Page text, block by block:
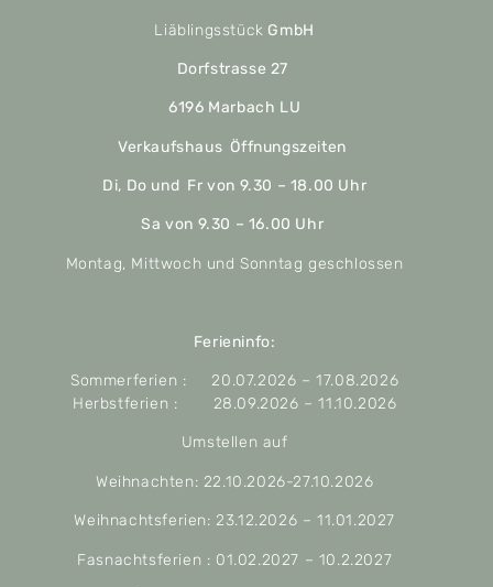
Liäblingsstück GmbH
Dorfstrasse 27
6196 Marbach LU
Verkaufshaus Öffnungszeiten
Di, Do und Fr von 9.30 – 18.00 Uhr
Sa von 9.30 – 16.00 Uhr
Montag, Mittwoch und Sonntag geschlossen
Ferieninfo:
Sommerferien : 20.07.2026 – 17.08.2026
Herbstferien : 28.09.2026 – 11.10.2026
Umstellen auf
Weihnachten: 22.10.2026-27.10.2026
Weihnachtsferien: 23.12.2026 – 11.01.2027
Fasnachtsferien : 01.02.2027 – 10.2.2027